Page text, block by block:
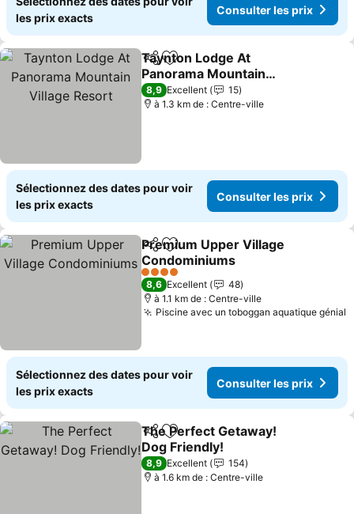
les prix exacts
Consulter les prix
PartagerAjouter à mes favoris
Taynton Lodge At
Panorama Mountain
Village Resort
8,9 Excellent
15
à 1.3 km de : Centre-ville
Sélectionnez des dates pour voir
les prix exacts
Consulter les prix
PartagerAjouter à mes favoris
Premium Upper Village
Condominiums
4 Étoiles
8,6 Excellent
48
à 1.1 km de : Centre-ville
Piscine avec un toboggan aquatique génial
Sélectionnez des dates pour voir
les prix exacts
Consulter les prix
PartagerAjouter à mes favoris
The Perfect Getaway!
Dog Friendly!
8,9 Excellent
154
à 1.6 km de : Centre-ville